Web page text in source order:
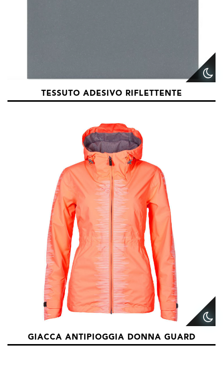
TESSUTO ADESIVO RIFLETTENTE
GIACCA ANTIPIOGGIA DONNA GUARD